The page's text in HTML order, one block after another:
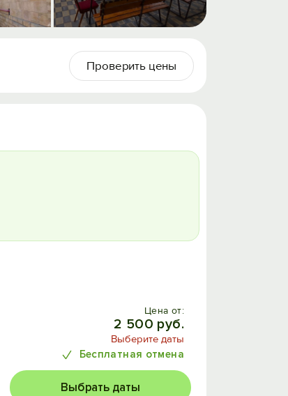
Проверить цены
Цена от:
2 500 руб.
Выберите даты
Бесплатная отмена
Выбрать даты